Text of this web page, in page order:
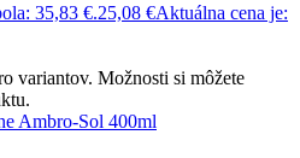
35,83 €.25,08 €Aktuálna cena je:
variantov. Možnosti si môžete